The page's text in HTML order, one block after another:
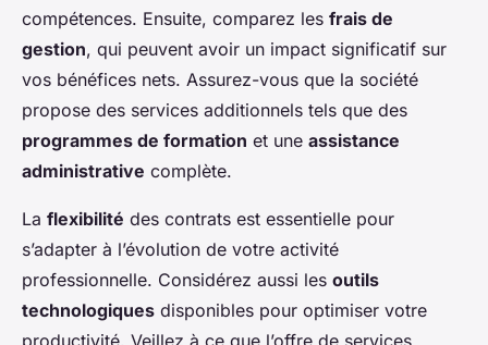
compétences. Ensuite, comparez les frais de
gestion, qui peuvent avoir un impact significatif sur
vos bénéfices nets. Assurez-vous que la société
propose des services additionnels tels que des
programmes de formation et une assistance
administrative complète.
La flexibilité des contrats est essentielle pour
s’adapter à l’évolution de votre activité
professionnelle. Considérez aussi les outils
technologiques disponibles pour optimiser votre
productivité. Veillez à ce que l’offre de services